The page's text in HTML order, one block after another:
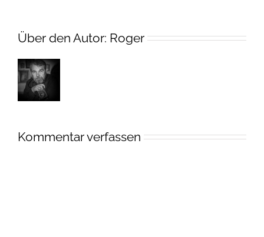
Über den Autor: Roger
Kommentar verfassen